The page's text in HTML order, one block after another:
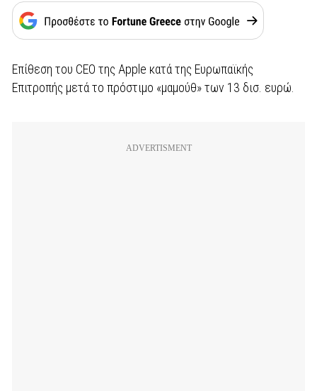
Επίθεση του CEO της Apple κατά της Ευρωπαϊκής
Επιτροπής μετά το πρόστιμο «μαμούθ» των 13 δισ. ευρώ.